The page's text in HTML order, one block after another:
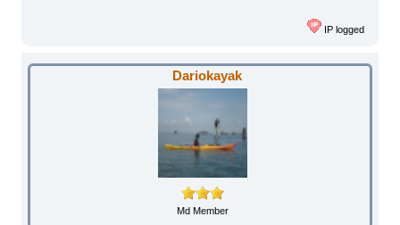
IP logged
Dariokayak
Md Member